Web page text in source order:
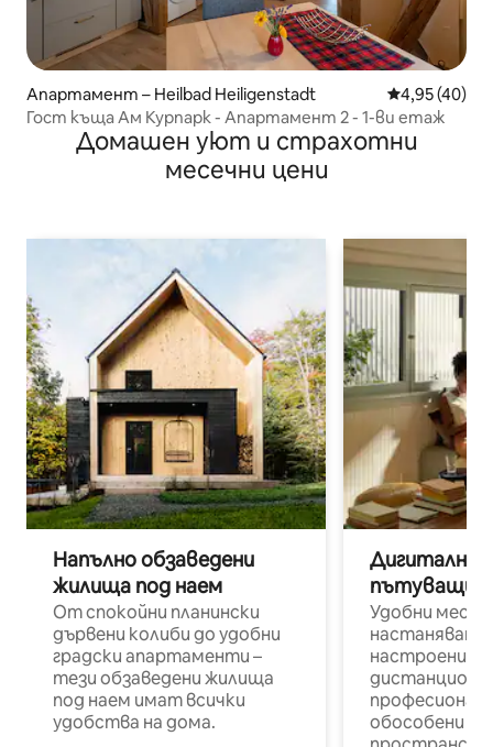
Апартамент – Heilbad Heiligenstadt Средна
4,95 (40)
Гост къща Ам Курпарк - Апартамент 2 - 1-ви етаж
Домашен уют и страхотни
месечни цени
Напълно обзаведени
жилища под наем
От спокойни планински
дървени колиби до удобни
градски апартаменти –
тези обзаведени жилища
под наем имат всички
удобства на дома.
Дигитални
пътуващи
Удобни
настаняване
настроени и
обособени